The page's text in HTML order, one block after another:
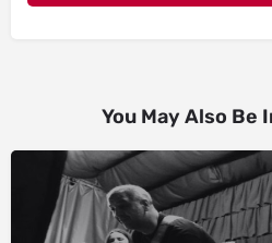
You May Also Be